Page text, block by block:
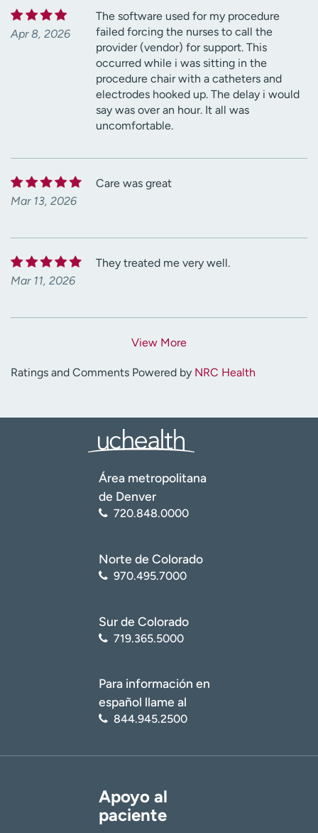
Apr 8, 2026
The software used for my procedure
failed forcing the nurses to call the
provider (vendor) for support. This
occurred while i was sitting in the
procedure chair with a catheters and
electrodes hooked up. The delay i would
say was over an hour. It all was
uncomfortable.
Mar 13, 2026
Care was great
Mar 11, 2026
They treated me very well.
View More
Ratings and Comments Powered by NRC Health
Área metropolitana
de Denver
720.848.0000
Norte de Colorado
970.495.7000
Sur de Colorado
719.365.5000
Para información en
español llame al
844.945.2500
Apoyo al
paciente